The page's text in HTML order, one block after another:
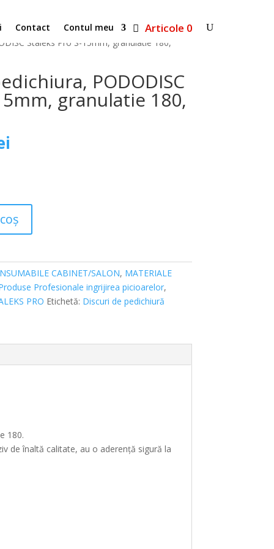
Contact Contul meu Articole 0
Staleks Pro S-15mm, granulatie 180,
PODODISC
granulatie 180,
CABINET/SALON, MATERIALE
Profesionale ingrijirea picioarelor,
PRO Etichetă: Discuri de pedichiură
180.
de înaltă calitate, au o aderență sigură la